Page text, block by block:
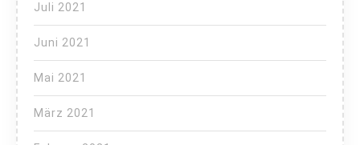
Juli 2021
Juni 2021
Mai 2021
März 2021